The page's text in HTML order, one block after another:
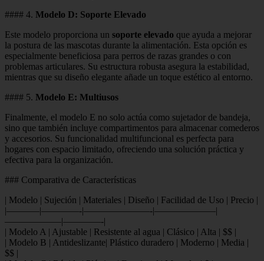
#### 4. Modelo D: Soporte Elevado
Este modelo proporciona un soporte elevado que ayuda a mejorar
la postura de las mascotas durante la alimentación. Esta opción es
especialmente beneficiosa para perros de razas grandes o con
problemas articulares. Su estructura robusta asegura la estabilidad,
mientras que su diseño elegante añade un toque estético al entorno.
#### 5. Modelo E: Multiusos
Finalmente, el modelo E no solo actúa como sujetador de bandeja,
sino que también incluye compartimentos para almacenar comederos
y accesorios. Su funcionalidad multifuncional es perfecta para
hogares con espacio limitado, ofreciendo una solución práctica y
efectiva para la organización.
### Comparativa de Características
| Modelo | Sujeción | Materiales | Diseño | Facilidad de Uso | Precio |
|———–|————-|———————-|——————–|
——————|————-|
| Modelo A | Ajustable | Resistente al agua | Clásico | Alta | $$ |
| Modelo B | Antideslizante| Plástico duradero | Moderno | Media |
$$ |